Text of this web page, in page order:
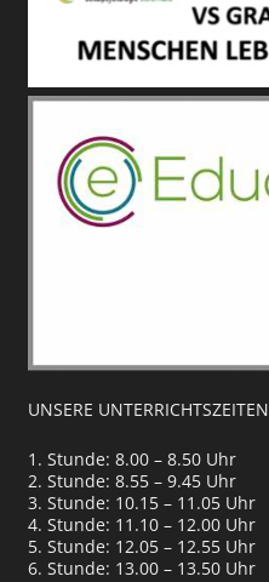
UNSERE UNTERRICHTSZEITEN
1. Stunde: 8.00 – 8.50 Uhr
2. Stunde: 8.55 – 9.45 Uhr
3. Stunde: 10.15 – 11.05 Uhr
4. Stunde: 11.10 – 12.00 Uhr
5. Stunde: 12.05 – 12.55 Uhr
6. Stunde: 13.00 – 13.50 Uhr